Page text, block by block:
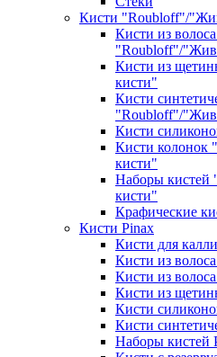
Кисти "Roubloff"/
Кисти из
"Roubloff"/
Кисти из
кисти"
Кисти
"Roubloff"/
Кисти
Кисти
кисти"
Наборы
кисти"
Крафические
Кисти Pinax
Кисти для
Кисти из
Кисти из
Кисти из
Кисти
Кисти
Наборы кистей